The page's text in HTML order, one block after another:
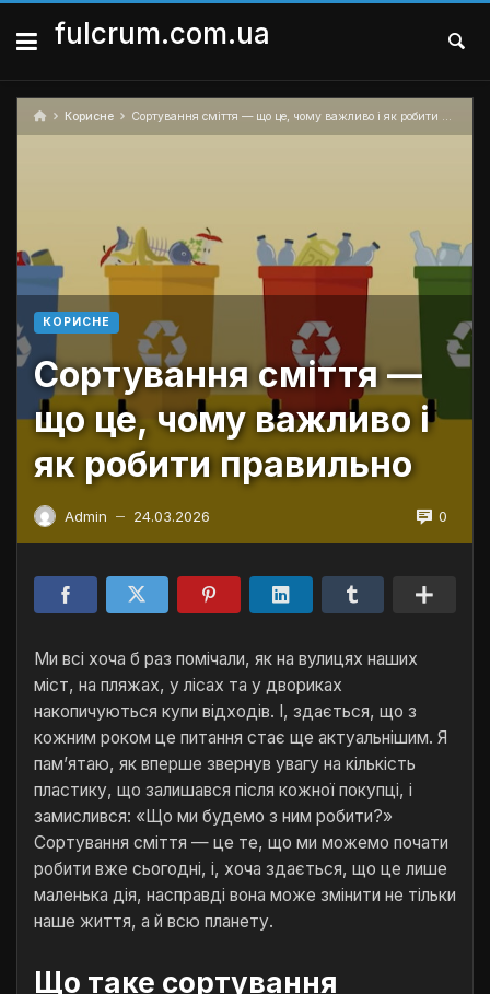
Skip
content
fulcrum.com.ua
Корисне Сортування сміття — що це, чому важливо і як робити правильно
КОРИСНЕ
Сортування сміття —
що це, чому важливо і
як робити правильно
Admin — 24.03.2026 0
Ми всі хоча б раз помічали, як на вулицях наших
міст, на пляжах, у лісах та у двориках
накопичуються купи відходів. І, здається, що з
кожним роком це питання стає ще актуальнішим. Я
пам’ятаю, як вперше звернув увагу на кількість
пластику, що залишався після кожної покупці, і
замислився: «Що ми будемо з ним робити?»
Сортування сміття — це те, що ми можемо почати
робити вже сьогодні, і, хоча здається, що це лише
маленька дія, насправді вона може змінити не тільки
наше життя, а й всю планету.
Що таке сортування